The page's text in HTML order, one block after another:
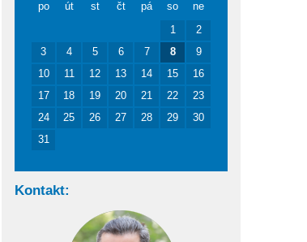
po út st čt pá so ne
1
2
3
4 5 6 7 8
9
10
11 12 13 14 15
16
17
18 19 20 21 22
23
24
25 26 27 28 29
30
31
Kontakt: